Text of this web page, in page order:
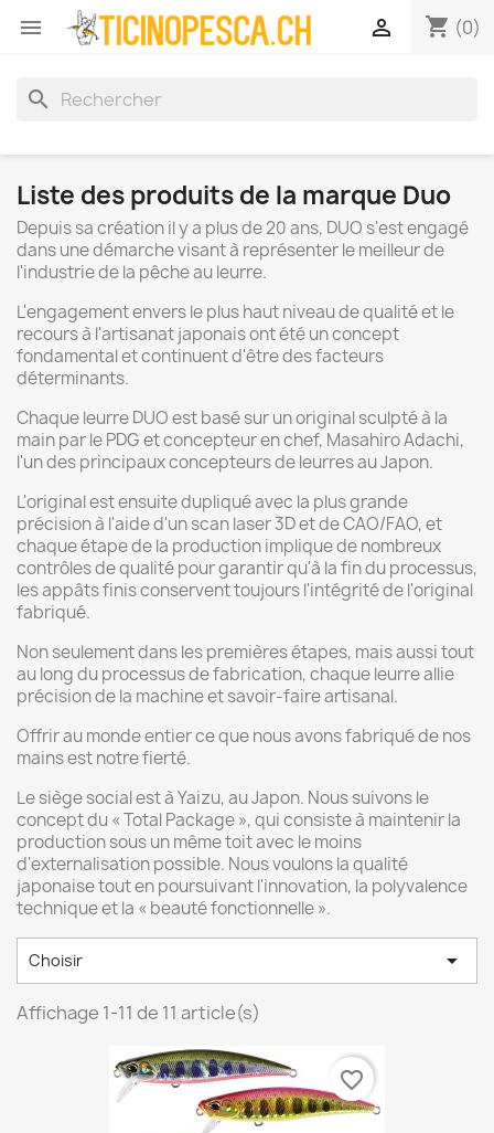
 shopping_cart (0)

search
Liste des produits de la marque Duo
Depuis sa création il y a plus de 20 ans, DUO s'est engagé
dans une démarche visant à représenter le meilleur de
l'industrie de la pêche au leurre.
L'engagement envers le plus haut niveau de qualité et le
recours à l'artisanat japonais ont été un concept
fondamental et continuent d'être des facteurs
déterminants.
Chaque leurre DUO est basé sur un original sculpté à la
main par le PDG et concepteur en chef, Masahiro Adachi,
l'un des principaux concepteurs de leurres au Japon.
L'original est ensuite dupliqué avec la plus grande
précision à l'aide d'un scan laser 3D et de CAO/FAO, et
chaque étape de la production implique de nombreux
contrôles de qualité pour garantir qu'à la fin du processus,
les appâts finis conservent toujours l'intégrité de l'original
fabriqué.
Non seulement dans les premières étapes, mais aussi tout
au long du processus de fabrication, chaque leurre allie
précision de la machine et savoir-faire artisanal.
Offrir au monde entier ce que nous avons fabriqué de nos
mains est notre fierté.
Le siège social est à Yaizu, au Japon. Nous suivons le
concept du « Total Package », qui consiste à maintenir la
production sous un même toit avec le moins
d'externalisation possible. Nous voulons la qualité
japonaise tout en poursuivant l'innovation, la polyvalence
technique et la « beauté fonctionnelle ».
Choisir 
Affichage 1-11 de 11 article(s)
favorite_border